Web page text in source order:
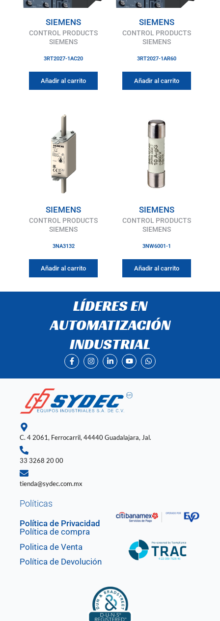
SIEMENS
CONTROL PRODUCTS
SIEMENS
3RT2027-1AC20
Añadir al carrito
SIEMENS
CONTROL PRODUCTS
SIEMENS
3RT2027-1AR60
Añadir al carrito
SIEMENS
CONTROL PRODUCTS
SIEMENS
3NA3132
Añadir al carrito
SIEMENS
CONTROL PRODUCTS
SIEMENS
3NW6001-1
Añadir al carrito
LÍDERES EN
AUTOMATIZACIÓN
INDUSTRIAL
F
a
c
e
o
o
k
I
n
s
t
g
r
a
L
i
n
k
d
i
n
Y
o
u
t
b
e
W
h
a
t
C. 4 2061, Ferrocarril, 44440 Guadalajara, Jal.
33 3268 20 00
tienda@sydec.com.mx
Políticas
Política de Privacidad
Política de compra
Politica de Venta
Política de Devolución